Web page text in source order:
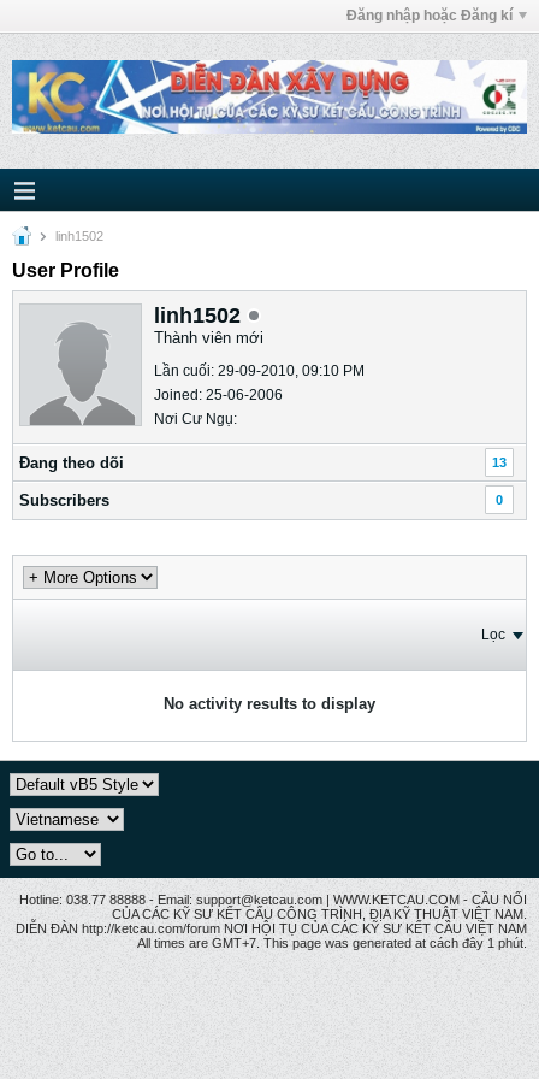
Đăng nhập hoặc Đăng kí
linh1502
User Profile
linh1502
Thành viên mới
Lần cuối: 29-09-2010, 09:10 PM
Joined: 25-06-2006
Nơi Cư Ngụ:
Ðang theo dõi 13
Subscribers 0
Lọc
No activity results to display
Hotline: 038.77 88888 - Email: support@ketcau.com | WWW.KETCAU.COM - CẦU NỐI
CỦA CÁC KỸ SƯ KẾT CẤU CÔNG TRÌNH, ĐỊA KỸ THUẬT VIỆT NAM.
DIỄN ĐÀN http://ketcau.com/forum NƠI HỘI TỤ CỦA CÁC KỸ SƯ KẾT CÂU VIỆT NAM
All times are GMT+7. This page was generated at cách đây 1 phút.